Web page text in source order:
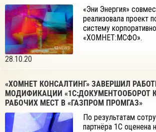
28.10.20
«Эни Энергия»
реализовала проект
систему
«ХОМНЕТ:МСФО».
«ХОМНЕТ КОНСАЛТИНГ» ЗАВЕРШИЛ
МОДИФИКАЦИИ «1С:ДОКУМЕНТООБОРОТ
РАБОЧИХ МЕСТ В «ГАЗПРОМ ПРОМГАЗ»
По результатам
партнёра 1С оценена